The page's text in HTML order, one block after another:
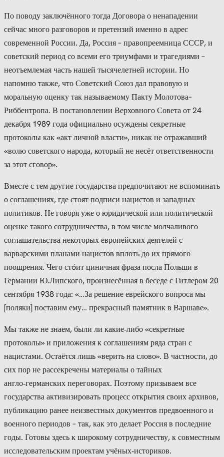
По поводу заключённого тогда Договора о ненападении
сейчас много разговоров и претензий именно в адрес
современной России. Да, Россия – правопреемница СССР, и
советский период со всеми его триумфами и трагедиями –
неотъемлемая часть нашей тысячелетней истории. Но
напомню также, что Советский Союз дал правовую и
моральную оценку так называемому Пакту Молотова–
Риббентропа. В постановлении Верховного Совета от 24
декабря 1989 года официально осуждены секретные
протоколы как «акт личной власти», никак не отражавший
«волю советского народа, который не несёт ответственности
за этот сговор».
Вместе с тем другие государства предпочитают не вспоминать
о соглашениях, где стоят подписи нацистов и западных
политиков. Не говоря уже о юридической или политической
оценке такого сотрудничества, в том числе молчаливого
соглашательства некоторых европейских деятелей с
варварскими планами нацистов вплоть до их прямого
поощрения. Чего стóит циничная фраза посла Польши в
Германии Ю.Липского, произнесённая в беседе с Гитлером 20
сентября 1938 года: «…За решение еврейского вопроса мы
[поляки] поставим ему… прекрасный памятник в Варшаве».
Мы также не знаем, были ли какие‑либо «секретные
протоколы» и приложения к соглашениям ряда стран с
нацистами. Остаётся лишь «верить на слово». В частности, до
сих пор не рассекречены материалы о тайных
англо‑германских переговорах. Поэтому призываем все
государства активизировать процесс открытия своих архивов,
публикацию ранее неизвестных документов предвоенного и
военного периодов – так, как это делает Россия в последние
годы. Готовы здесь к широкому сотрудничеству, к совместным
исследовательским проектам учёных‑историков.